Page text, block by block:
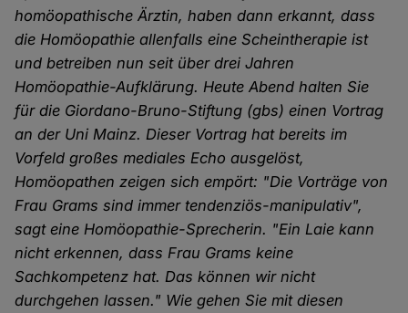
homöopathische Ärztin, haben dann erkannt, dass
die Homöopathie allenfalls eine Scheintherapie ist
und betreiben nun seit über drei Jahren
Homöopathie-Aufklärung. Heute Abend halten Sie
für die Giordano-Bruno-Stiftung (gbs) einen Vortrag
an der Uni Mainz. Dieser Vortrag hat bereits im
Vorfeld großes mediales Echo ausgelöst,
Homöopathen zeigen sich empört: "Die Vorträge von
Frau Grams sind immer tendenziös-manipulativ",
sagt eine Homöopathie-Sprecherin. "Ein Laie kann
nicht erkennen, dass Frau Grams keine
Sachkompetenz hat. Das können wir nicht
durchgehen lassen." Wie gehen Sie mit diesen